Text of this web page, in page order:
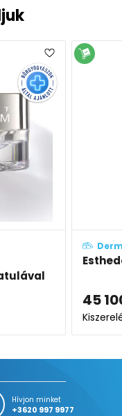
45
Hívjon minket
+3620 997 9977